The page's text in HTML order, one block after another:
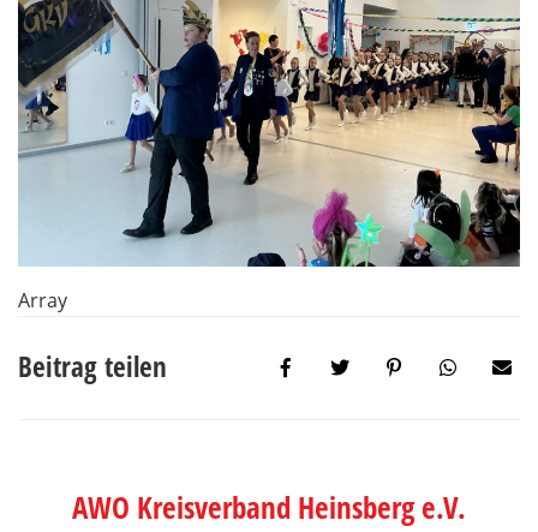
Array
Beitrag teilen
AWO Kreisverband Heinsberg e.V.